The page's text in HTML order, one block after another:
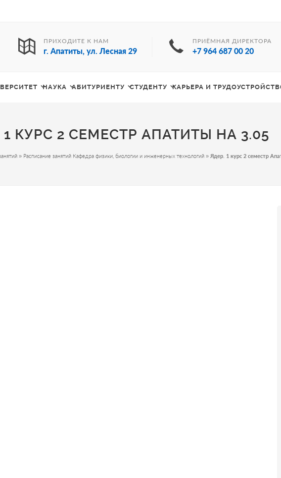
ПРИХОДИТЕ К НАМ
г. Апатиты, ул. Лесная 29
ПРИЁМНАЯ ДИРЕКТОРА
+7 964 687 00 20
НАУКА АБИТУРИЕНТУ СТУДЕНТУ КАРЬЕРА И
1 КУРС 2 СЕМЕСТР АПАТИТЫ НА 3.05
» Расписание занятий Кафедра физики, биологии и инженерных технологий» Ядер. 1 курс 2 семестр